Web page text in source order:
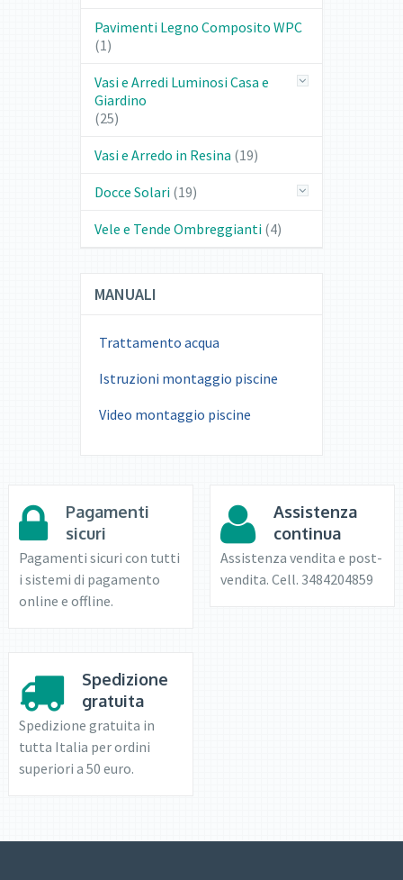
Pavimenti Legno Composito WPC
(1)
Vasi e Arredi Luminosi Casa e
Giardino
(25)
Vasi e Arredo in Resina (19)
Docce Solari (19)
Vele e Tende Ombreggianti (4)
MANUALI
Trattamento acqua
Istruzioni montaggio piscine
Video montaggio piscine
Pagamenti
sicuri
Pagamenti sicuri con tutti
i sistemi di pagamento
online e offline.
Assistenza
continua
Assistenza vendita e post-
vendita. Cell. 3484204859
Spedizione
gratuita
Spedizione gratuita in
tutta Italia per ordini
superiori a 50 euro.